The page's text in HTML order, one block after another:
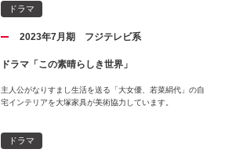
ドラマ
2023年7月期 フジテレビ系
ドラマ「この素晴らしき世界」
主人公がなりすまし生活を送る「大女優、若菜絹代」の自
宅インテリアを大塚家具が美術協力しています。
ドラマ